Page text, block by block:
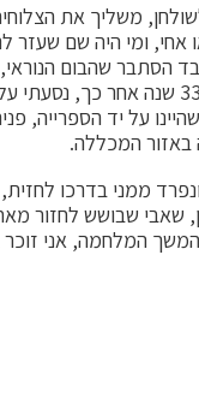
משליך את
ומי היה שם שעזר
הסתבר שהבום הנוראי,
בכדי לפגוע ברמת דוד, ופיקששו, למזלנו הם גם פיקששו את חדר
שלוש כמעט. הימים ימי מלחמת לבנון השנייה, והנה, שוב
באזור המכללה.
ונפרד ממני בדרכו
שאבי שבושש לחזור
המלחמה, אני